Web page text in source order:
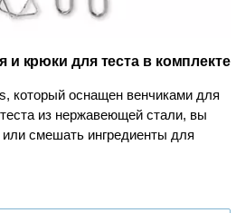
и крюки для теста в комплекте
который оснащен венчиками для
из нержавеющей стали, вы
смешать ингредиенты для